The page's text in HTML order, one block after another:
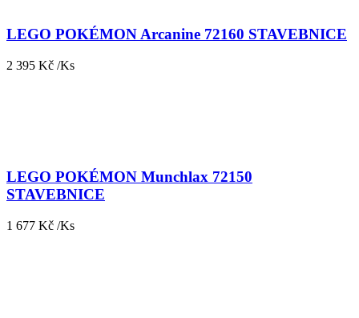
LEGO POKÉMON Arcanine 72160 STAVEBNICE
2 395 Kč /Ks
LEGO POKÉMON Munchlax 72150
STAVEBNICE
1 677 Kč /Ks